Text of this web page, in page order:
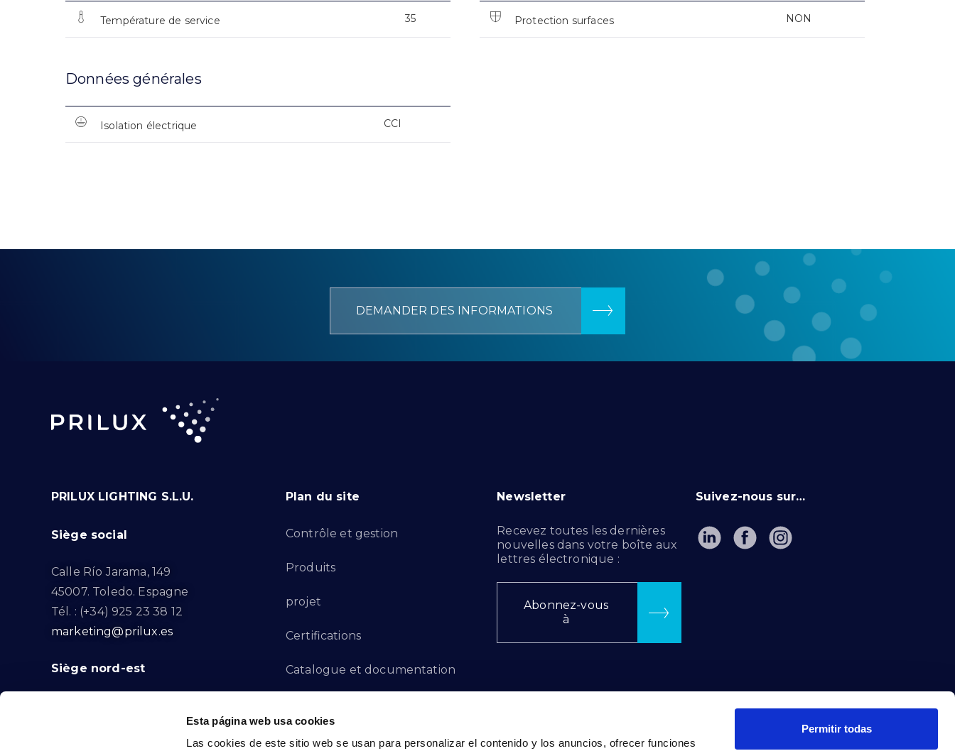
Esta página web usa cookies
Las cookies de este sitio web se usan para personalizar el contenido y los anuncios, ofrecer funciones
Permitir todas
Température de service 35 Protection surfaces NON
Données générales
Isolation électrique CCI
DEMANDER DES INFORMATIONS
PRILUX LIGHTING S.L.U.
Siège social
Calle Río Jarama, 149
45007. Toledo. Espagne
Tél. : (+34) 925 23 38 12
marketing@prilux.es
Siège nord-est
08791. Sant Llorenç d’Hortons.
Plan du site
Contrôle et gestion
Produits
projet
Certifications
Catalogue et documentation
Canal des plaintes
Newsletter
Recevez toutes les dernières
nouvelles dans votre boîte aux
lettres électronique :
Abonnez-vous
à
Suivez-nous sur…